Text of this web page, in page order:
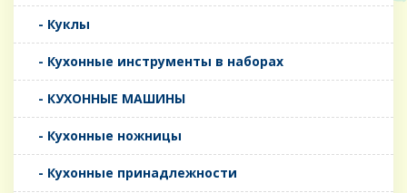
- Куклы
- Кухонные инструменты в наборах
- КУХОННЫЕ МАШИНЫ
- Кухонные ножницы
- Кухонные принадлежности